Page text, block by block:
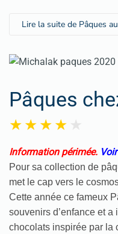
Lire la suite de Pâques
Pâques
Information périmée.
Pour sa collection de
met le cap vers le
Cette année ce fameux
souvenirs d’enfance et
chocolats inspirée par la